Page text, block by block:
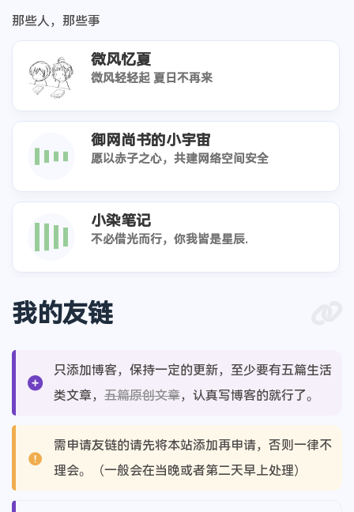
那些人，那些事
微风忆夏
微风轻轻起 夏日不再来
御网尚书的小宇宙
愿以赤子之心，共建网络空间安全
小染笔记
不必借光而行，你我皆是星辰.
我的友链
只添加博客，保持一定的更新，至少要有五篇生活
类文章， 五篇原创文章，认真写博客的就行了。
需申请友链的请先将本站添加再申请，否则一律不
理会。（一般会在当晚或者第二天早上处理）